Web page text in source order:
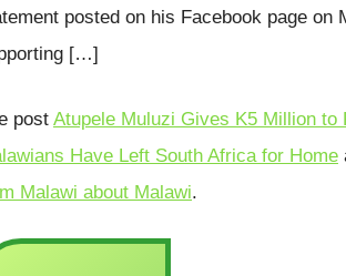
posted on his Facebook page on
[…]
post Atupele Muluzi Gives K5 Million
Have Left South Africa for Home
Malawi about Malawi.